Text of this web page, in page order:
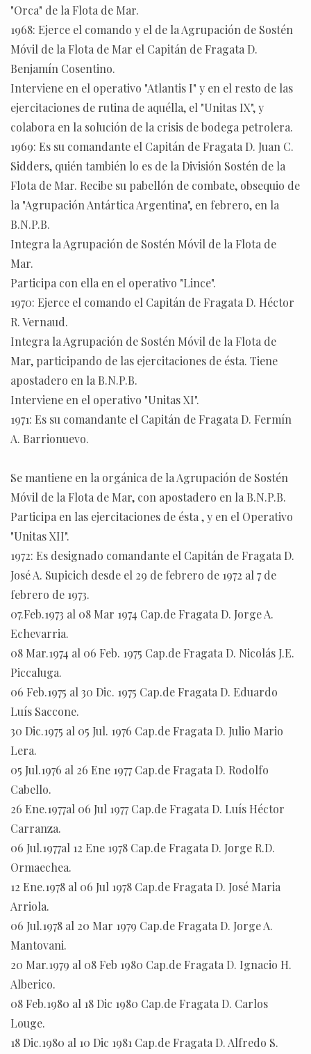
"Orca" de la Flota de Mar.
1968: Ejerce el comando y el de la Agrupación de Sostén
Móvil de la Flota de Mar el Capitán de Fragata D.
Benjamín Cosentino.
Interviene en el operativo "Atlantis I" y en el resto de las
ejercitaciones de rutina de aquélla, el "Unitas IX", y
colabora en la solución de la crisis de bodega petrolera.
1969: Es su comandante el Capitán de Fragata D. Juan C.
Sidders, quién también lo es de la División Sostén de la
Flota de Mar. Recibe su pabellón de combate, obsequio de
la "Agrupación Antártica Argentina", en febrero, en la
B.N.P.B.
Integra la Agrupación de Sostén Móvil de la Flota de
Mar.
Participa con ella en el operativo "Lince".
1970: Ejerce el comando el Capitán de Fragata D. Héctor
R. Vernaud.
Integra la Agrupación de Sostén Móvil de la Flota de
Mar, participando de las ejercitaciones de ésta. Tiene
apostadero en la B.N.P.B.
Interviene en el operativo "Unitas XI".
1971: Es su comandante el Capitán de Fragata D. Fermín
A. Barrionuevo.
Se mantiene en la orgánica de la Agrupación de Sostén
Móvil de la Flota de Mar, con apostadero en la B.N.P.B.
Participa en las ejercitaciones de ésta , y en el Operativo
"Unitas XII".
1972: Es designado comandante el Capitán de Fragata D.
José A. Supicich desde el 29 de febrero de 1972 al 7 de
febrero de 1973.
07.Feb.1973 al 08 Mar 1974 Cap.de Fragata D. Jorge A.
Echevarria.
08 Mar.1974 al 06 Feb. 1975 Cap.de Fragata D. Nicolás J.E.
Piccaluga.
06 Feb.1975 al 30 Dic. 1975 Cap.de Fragata D. Eduardo
Luís Saccone.
30 Dic.1975 al 05 Jul. 1976 Cap.de Fragata D. Julio Mario
Lera.
05 Jul.1976 al 26 Ene 1977 Cap.de Fragata D. Rodolfo
Cabello.
26 Ene.1977al 06 Jul 1977 Cap.de Fragata D. Luís Héctor
Carranza.
06 Jul.1977al 12 Ene 1978 Cap.de Fragata D. Jorge R.D.
Ormaechea.
12 Ene.1978 al 06 Jul 1978 Cap.de Fragata D. José Maria
Arriola.
06 Jul.1978 al 20 Mar 1979 Cap.de Fragata D. Jorge A.
Mantovani.
20 Mar.1979 al 08 Feb 1980 Cap.de Fragata D. Ignacio H.
Alberico.
08 Feb.1980 al 18 Dic 1980 Cap.de Fragata D. Carlos
Louge.
18 Dic.1980 al 10 Dic 1981 Cap.de Fragata D. Alfredo S.